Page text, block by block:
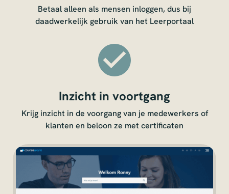
Betaal alleen als mensen inloggen, dus bij
daadwerkelijk gebruik van het Leerportaal
Inzicht in voortgang
Krijg inzicht in de voorgang van je medewerkers of
klanten en beloon ze met certificaten